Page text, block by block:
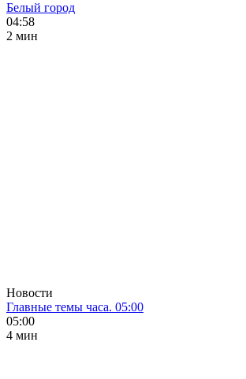
Белый город
04:58
2 мин
Новости
Главные темы часа. 05:00
05:00
4 мин